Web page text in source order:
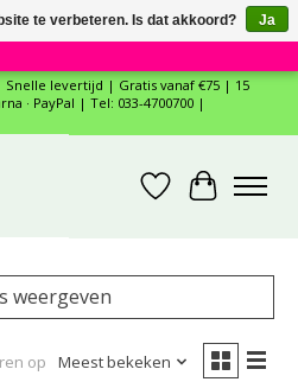
×
levertijd | Gratis vanaf €75 | 15
· PayPal | Tel: 033-4700700 |
Verlanglijst
weergeven
op Meest bekeken
te verbeteren. Is dat akkoord?
Ja